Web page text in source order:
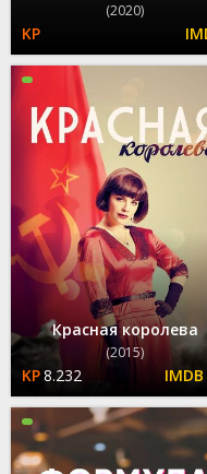
(2020)
Красная королева
(2015)
8.232